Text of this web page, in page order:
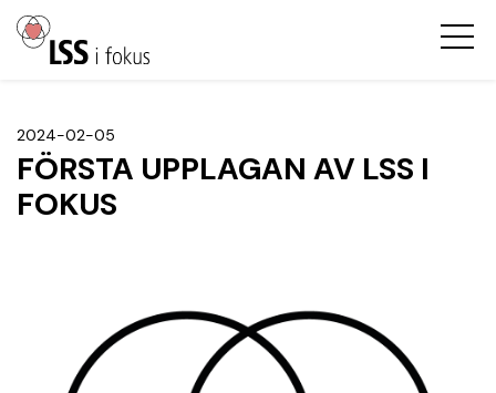
2024-02-05
FÖRSTA UPPLAGAN AV LSS I
FOKUS